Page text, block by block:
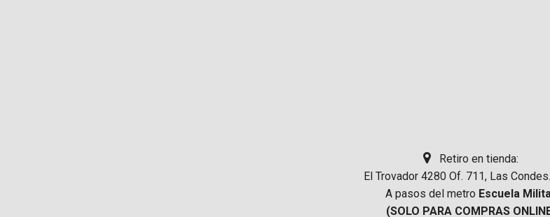
Retiro en tienda:
El Trovador 4280 Of. 711, Las
A pasos del metro Escuela
(SOLO PARA COMPRAS